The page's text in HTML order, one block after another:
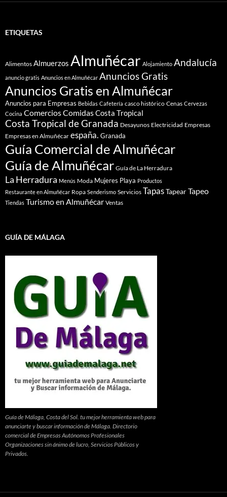
ETIQUETAS
Alimentos Almuerzos Almuñécar Alojamiento Andalucía
anuncio gratis Anuncios en Almuñécar Anuncios Gratis
Anuncios Gratis en Almuñécar
Anuncios para Empresas Bebidas Cafetería casco histórico Cenas Cervezas
Cocina ComerciosComidasCosta Tropical
Costa Tropical de Granada Desayunos Electricidad Empresas
Empresas en Almuñécar españa. Granada
Guía Comercial de Almuñécar
Guía de Almuñécar Guía de La Herradura
La Herradura Menús Moda Mujeres Playa Productos
Restaurante en Almuñécar Ropa Senderismo Servicios TapasTapearTapeo
Tiendas Turismo en Almuñécar Ventas
GUÍA DE MÁLAGA
Guía de Málaga, Costa del Sol. tu mejor herramienta web para
anunciarte y buscar información de Málaga. Directorio
comercial de Empresas Autónomos Profesionales
Organizaciones sin ánimo de lucro, Servicios Públicos y
Privados.